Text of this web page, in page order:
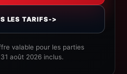
LES TARIFS->
valable pour les parties
août 2026 inclus.